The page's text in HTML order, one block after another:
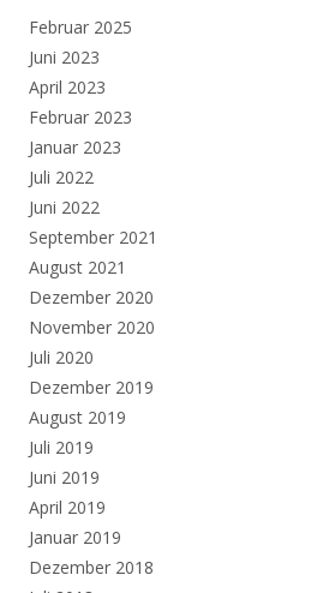
Februar 2025
Juni 2023
April 2023
Februar 2023
Januar 2023
Juli 2022
Juni 2022
September 2021
August 2021
Dezember 2020
November 2020
Juli 2020
Dezember 2019
August 2019
Juli 2019
Juni 2019
April 2019
Januar 2019
Dezember 2018